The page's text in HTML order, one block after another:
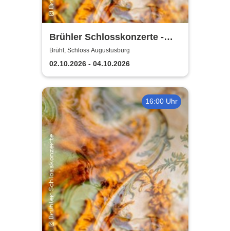
Brühler Schlosskonzerte -
Haydn-Festival 2026
Brühl, Schloss Augustusburg
02.10.2026 - 04.10.2026
16:00 Uhr